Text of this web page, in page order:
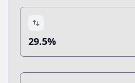
29.5%